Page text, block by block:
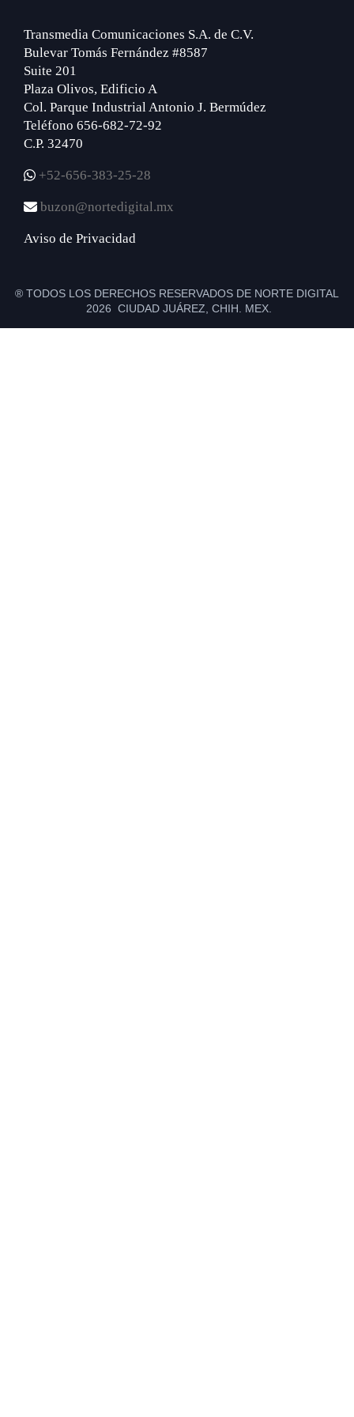
Transmedia Comunicaciones S.A. de C.V.
Bulevar Tomás Fernández #8587
Suite 201
Plaza Olivos, Edificio A
Col. Parque Industrial Antonio J. Bermúdez
Teléfono 656-682-72-92
C.P. 32470
+52-656-383-25-28
buzon@nortedigital.mx
Aviso de Privacidad
® TODOS LOS DERECHOS RESERVADOS DE NORTE DIGITAL
2026 CIUDAD JUÁREZ, CHIH. MEX.